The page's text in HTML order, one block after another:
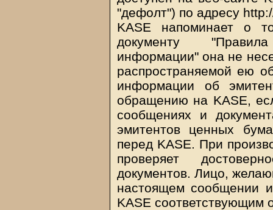
"дефолт") по адресу
KASE напоминает о
документу
информации" она не
распространяемой ею
информации об
обращению на KASE,
сообщениях и
эмитентов ценных
перед KASE. При
проверяет
документов. Лицо,
настоящем сообщении
KASE